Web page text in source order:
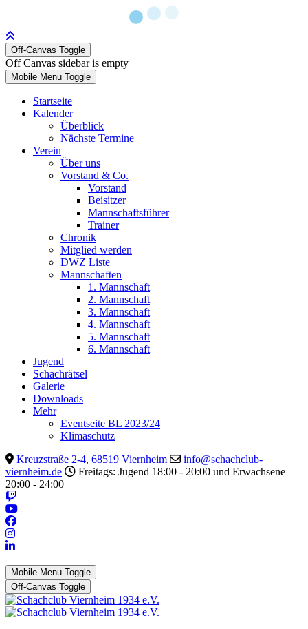
Off-Canvas Toggle
Off Canvas sidebar is empty
Mobile Menu Toggle
Startseite
Kalender
Überblick
Nächste Termine
Verein
Über uns
Vorstand & Co.
Vorstand
Beisitzer
Mannschaftsführer
Trainer
Chronik
Mitglied werden
DWZ Liste
Mannschaften
1. Mannschaft
2. Mannschaft
3. Mannschaft
4. Mannschaft
5. Mannschaft
6. Mannschaft
Jugend
Schachrätsel
Galerie
Downloads
Mehr
Eventseite BL 2023/24
Klimaschutz
Kreuzstraße 2-4, 68519 Viernheim
info@schachclub-
viernheim.de
Freitags: Jugend 18:00 - 20:00 und Erwachsene
20:00 - 24:00
Mobile Menu Toggle
Off-Canvas Toggle